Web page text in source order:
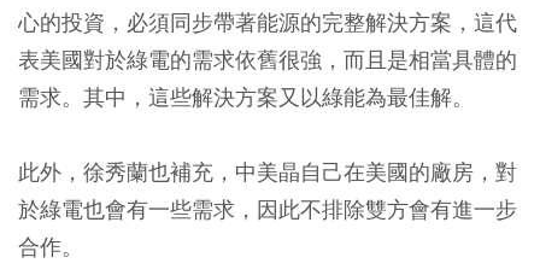
心的投資，必須同步帶著能源的完整解決方案，這代
表美國對於綠電的需求依舊很強，而且是相當具體的
需求。其中，這些解決方案又以綠能為最佳解。
此外，徐秀蘭也補充，中美晶自己在美國的廠房，對
於綠電也會有一些需求，因此不排除雙方會有進一步
合作。